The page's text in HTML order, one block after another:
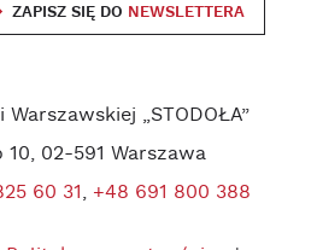
ZAPISZ SIĘ DO NEWSLETTERA
„STODOŁA”
02-591 Warszawa
60 31, +48 691 800 388